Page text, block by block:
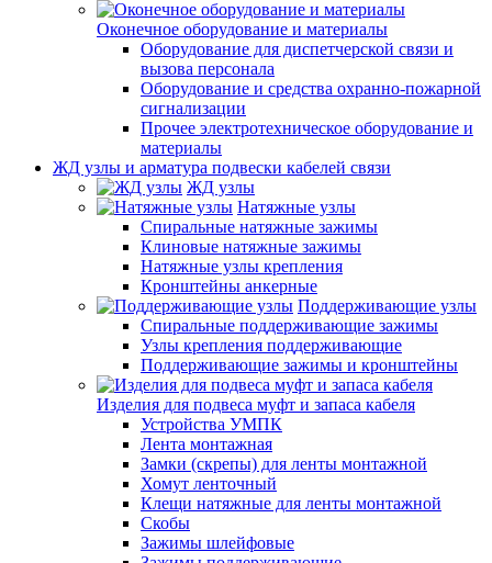
Оконечное оборудование и материалы
Оборудование для диспетчерской связи и
вызова персонала
Оборудование и средства охранно-пожарной
сигнализации
Прочее электротехническое оборудование и
материалы
ЖД узлы и арматура подвески кабелей связи
ЖД узлы
Натяжные узлы
Спиральные натяжные зажимы
Клиновые натяжные зажимы
Натяжные узлы крепления
Кронштейны анкерные
Поддерживающие узлы
Спиральные поддерживающие зажимы
Узлы крепления поддерживающие
Поддерживающие зажимы и кронштейны
Изделия для подвеса муфт и запаса кабеля
Устройства УМПК
Лента монтажная
Замки (скрепы) для ленты монтажной
Хомут ленточный
Клещи натяжные для ленты монтажной
Скобы
Зажимы шлейфовые